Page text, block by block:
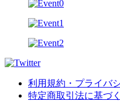
利用規約・プライバ
特定商取引法に基づ